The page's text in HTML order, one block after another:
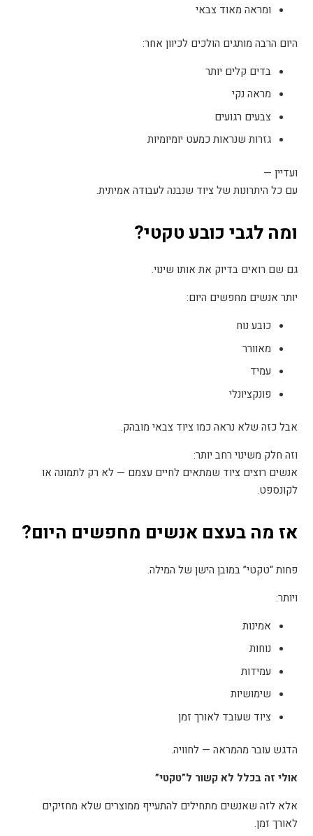
ומראה מאוד צבאי
היום הרבה מותגים הולכים לכיוון אחר:
בדים קלים יותר
מראה נקי
צבעים רגועים
גזרות שנראות כמעט יומיומיות
ועדיין —
עם כל היתרונות של ציוד שנבנה לעבודה אמיתית.
ומה לגבי כובע טקטי?
גם שם רואים בדיוק את אותו שינוי.
יותר אנשים מחפשים היום:
כובע נוח
מאוורר
עמיד
פונקציונלי
אבל כזה שלא נראה כמו ציוד צבאי מובהק.
וזה חלק משינוי רחב יותר:
אנשים רוצים ציוד שמתאים לחיים עצמם — לא רק לתמונה או
לקונספט.
אז מה בעצם אנשים מחפשים היום?
פחות “טקטי” במובן הישן של המילה.
ויותר:
אמינות
נוחות
עמידות
שימושיות
ציוד שעובד לאורך זמן
הדגש עובר מהמראה — לחוויה.
אולי זה בכלל לא קשור ל”טקטי”
אלא לזה שאנשים מתחילים להתעייף ממוצרים שלא מחזיקים
לאורך זמן.